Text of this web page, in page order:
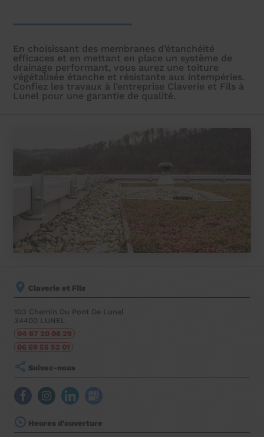
En choisissant des membranes d’étanchéité
efficaces et en mettant en place un système de
drainage performant, vous aurez une toiture
végétalisée étanche et résistante aux intempéries.
Confiez les travaux à l’entreprise Claverie et Fils à
Lunel pour une garantie de qualité.
Claverie et Fils
103 Chemin Du Pont De Lunel
34400 LUNEL
04 67 20 06 29
06 69 55 52 01
Heures d'ouverture
Suivez-nous